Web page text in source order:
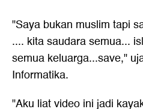
"Saya bukan muslim tapi
.... kita saudara semua...
semua keluarga...save,"
Informatika.
"Aku liat video ini jadi